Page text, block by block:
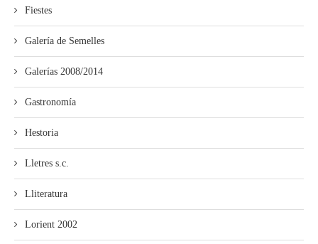
Fiestes
Galería de Semelles
Galerías 2008/2014
Gastronomía
Hestoria
Lletres s.c.
Lliteratura
Lorient 2002